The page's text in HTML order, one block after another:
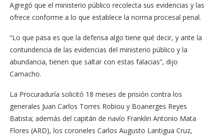
Agregó que el ministerio público recolecta sus evidencias y las
ofrece conforme a lo que establece la norma procesal penal.
“Lo que pasa es que la defensa algo tiene qué decir, y ante la
contundencia de las evidencias del ministerio público y la
abundancia, tienen que saltar con estas falacias”, dijo
Camacho.
La Procuraduría solicitó 18 meses de prisión contra los
generales Juan Carlos Torres Robiou y Boanerges Reyes
Batista; además del capitán de navío Franklin Antonio Mata
Flores (ARD), los coroneles Carlos Augusto Lantigua Cruz,